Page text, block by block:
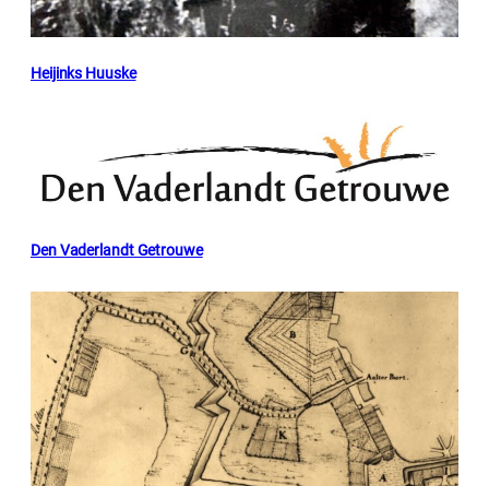
Heijinks Huuske
Den Vaderlandt Getrouwe